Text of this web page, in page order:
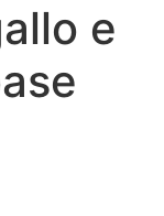
e